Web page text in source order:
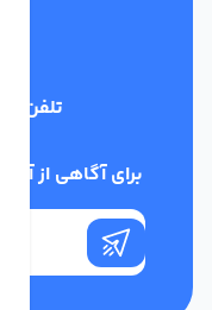
تلفن
برای آگاهی از